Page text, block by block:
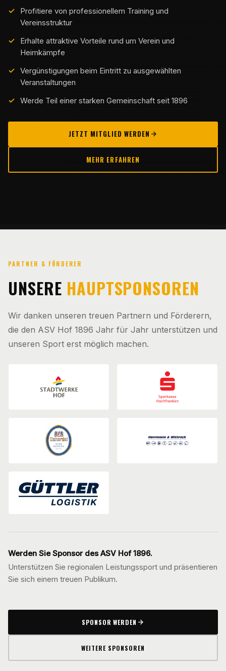
Profitiere von professionellem Training und
Vereinsstruktur
Erhalte attraktive Vorteile rund um Verein und
Heimkämpfe
Vergünstigungen beim Eintritt zu ausgewählten
Veranstaltungen
Werde Teil einer starken Gemeinschaft seit 1896
JETZT MITGLIED WERDEN
MEHR ERFAHREN
PARTNER & FÖRDERER
UNSERE HAUPTSPONSOREN
Wir danken unseren treuen Partnern und Förderern,
die den ASV Hof 1896 Jahr für Jahr unterstützen und
unseren Sport erst möglich machen.
Werden Sie Sponsor des ASV Hof 1896.
Unterstützen Sie regionalen Leistungssport und präsentieren
Sie sich einem treuen Publikum.
SPONSOR WERDEN
WEITERE SPONSOREN